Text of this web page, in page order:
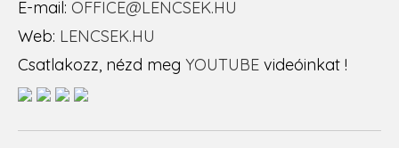
E-mail: OFFICE@LENCSEK.HU
Web: LENCSEK.HU
Csatlakozz, nézd meg YOUTUBE videóinkat !